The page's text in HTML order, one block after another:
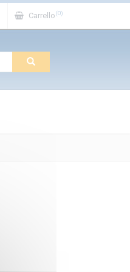
Carrello(0)